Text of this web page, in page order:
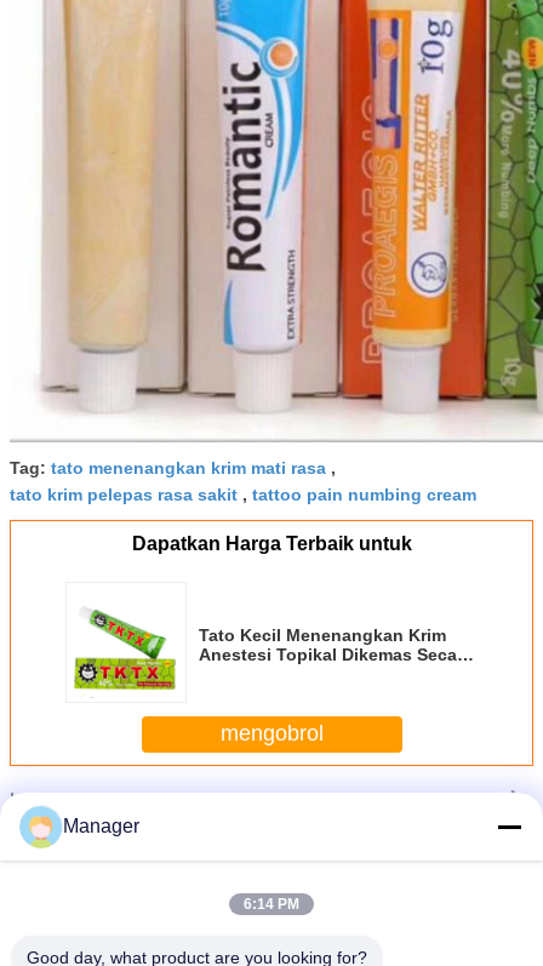
Tag: tato menenangkan krim mati rasa ,
tato krim pelepas rasa sakit , tattoo pain numbing cream
Dapatkan Harga Terbaik untuk
Tato Kecil Menenangkan Krim
Anestesi Topikal Dikemas Secara
mengobrol
Lebih
Manager
6:14 PM
Good day, what product are you looking for?